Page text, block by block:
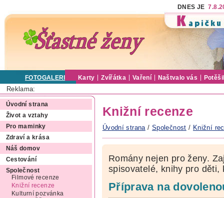
DNES JE
FOTOGALERIE Karty Zvířátka Vaření Naštvalo vás
Reklama:
Úvodní strana
Život a vztahy
Pro maminky
Zdraví a krása
Náš domov
Cestování
Společnost
Filmové recenze
Knižní recenze
Kulturní pozvánka
Knižní recenze
Úvodní strana / Společnost / Knižní
Romány nejen pro ženy.
spisovatelé, knihy pro děti,
Příprava na